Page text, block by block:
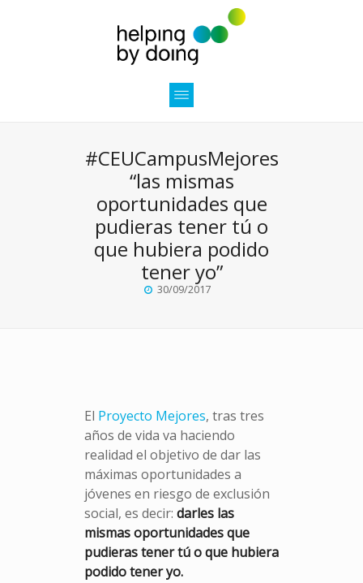
#CEUCampusMejores
“las mismas
oportunidades que
pudieras tener tú o
que hubiera podido
tener yo”
30/09/2017
El Proyecto Mejores, tras tres
años de vida va haciendo
realidad el objetivo de dar las
máximas oportunidades a
jóvenes en riesgo de exclusión
social, es decir: darles las
mismas oportunidades que
pudieras tener tú o que hubiera
podido tener yo.